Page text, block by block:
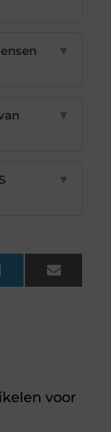
▼
▼
▼
LinkedIn Email
voor